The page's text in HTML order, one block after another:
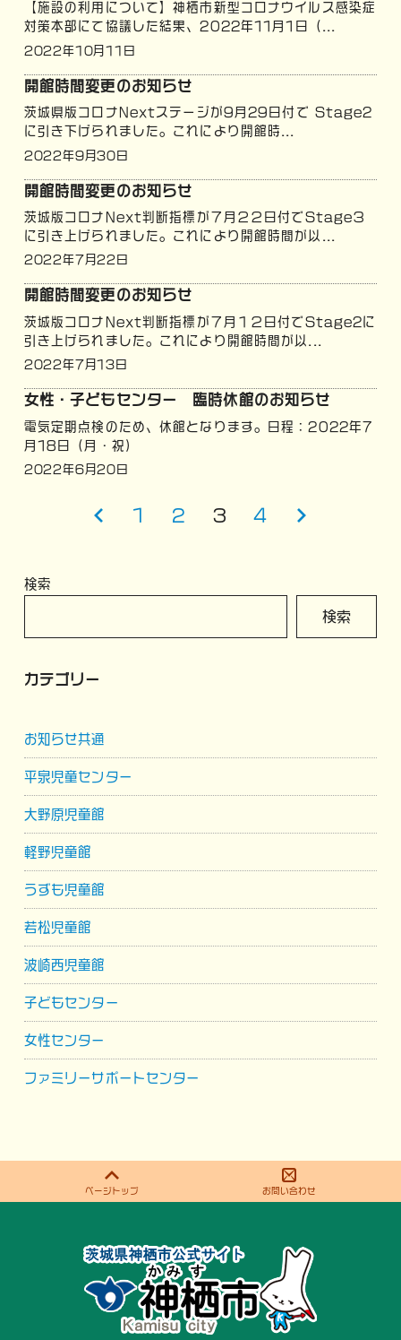
【施設の利用について】神栖市新型コロナウイルス感染症
対策本部にて協議した結果、2022年11月1日（...
2022年10月11日
開館時間変更のお知らせ
茨城県版コロナNextステージが9月29日付で Stage2
に引き下げられました。これにより開館時...
2022年9月30日
開館時間変更のお知らせ
茨城版コロナNext判断指標が７月２２日付でStage３
に引き上げられました。これにより開館時間が以...
2022年7月22日
開館時間変更のお知らせ
茨城版コロナNext判断指標が７月１２日付でStage2に
引き上げられました。これにより開館時間が以...
2022年7月13日
女性・子どもセンター 臨時休館のお知らせ
電気定期点検のため、休館となります。日程：2022年7
月18日（月・祝）
2022年6月20日
の
送
前
ジ
1 2 3 4
次
ジ
検索
検索
カテゴリー
お知らせ共通
平泉児童センター
大野原児童館
軽野児童館
うずも児童館
若松児童館
波崎西児童館
子どもセンター
女性センター
ファミリーサポートセンター
ページトップ お問い合わせ